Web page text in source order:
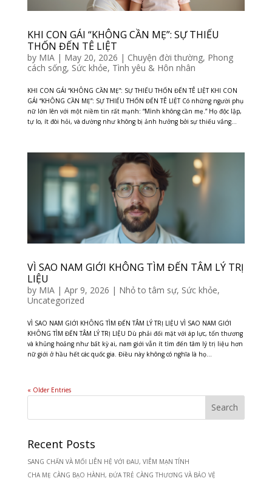
KHI CON GÁI “KHÔNG CẦN MẸ”: SỰ THIẾU
THỐN ĐẾN TÊ LIỆT
by MIA| May 20, 2026 | Chuyện đời thường, Phong
cách sống, Sức khỏe, Tình yêu & Hôn nhân
KHI CON GÁI “KHÔNG CẦN MẸ”: SỰ THIẾU THỐN ĐẾN TÊ LIỆT KHI CON
GÁI “KHÔNG CẦN MẸ”: SỰ THIẾU THỐN ĐẾN TÊ LIỆT Có những người phụ
nữ lớn lên với một niềm tin rất mạnh: “Mình không cần mẹ.” Họ độc lập,
tự lo, ít đòi hỏi, và dường như không bị ảnh hưởng bởi sự thiếu vắng...
VÌ SAO NAM GIỚI KHÔNG TÌM ĐẾN TÂM LÝ TRỊ
LIỆU
by MIA| Apr 9, 2026 | Nhỏ to tâm sự, Sức khỏe,
Uncategorized
VÌ SAO NAM GIỚI KHÔNG TÌM ĐẾN TÂM LÝ TRỊ LIỆU VÌ SAO NAM GIỚI
KHÔNG TÌM ĐẾN TÂM LÝ TRỊ LIỆU Dù phải đối mặt với áp lực, tổn thương
và khủng hoảng như bất kỳ ai, nam giới vẫn ít tìm đến tâm lý trị liệu hơn
nữ giới ở hầu hết các quốc gia. Điều này không có nghĩa là họ...
« Older Entries
Recent Posts
SANG CHẤN VÀ MỐI LIÊN HỆ VỚI ĐAU, VIÊM MẠN TÍNH
CHA MẸ CÀNG BẠO HÀNH, ĐỨA TRẺ CÀNG THƯƠNG VÀ BẢO VỆ